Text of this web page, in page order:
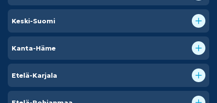
Keski-Suomi
Kanta-Häme
Etelä-Karjala